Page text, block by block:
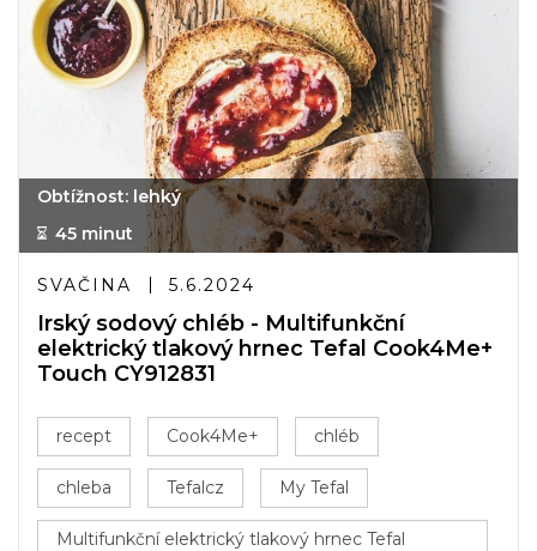
Obtížnost: lehký
45 minut
SVAČINA 5.6.2024
Irský sodový chléb - Multifunkční
elektrický tlakový hrnec Tefal Cook4Me+
Touch CY912831
recept Cook4Me+ chléb
chleba Tefalcz My Tefal
Multifunkční elektrický tlakový hrnec Tefal